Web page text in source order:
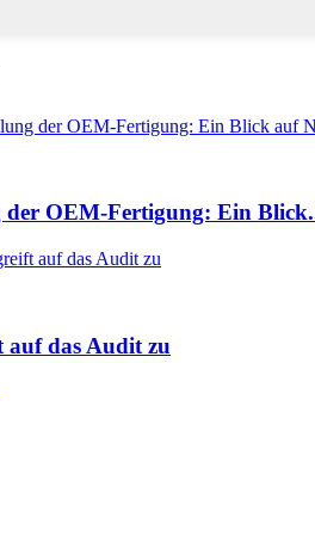
der OEM-Fertigung: Ein
auf das Audit zu